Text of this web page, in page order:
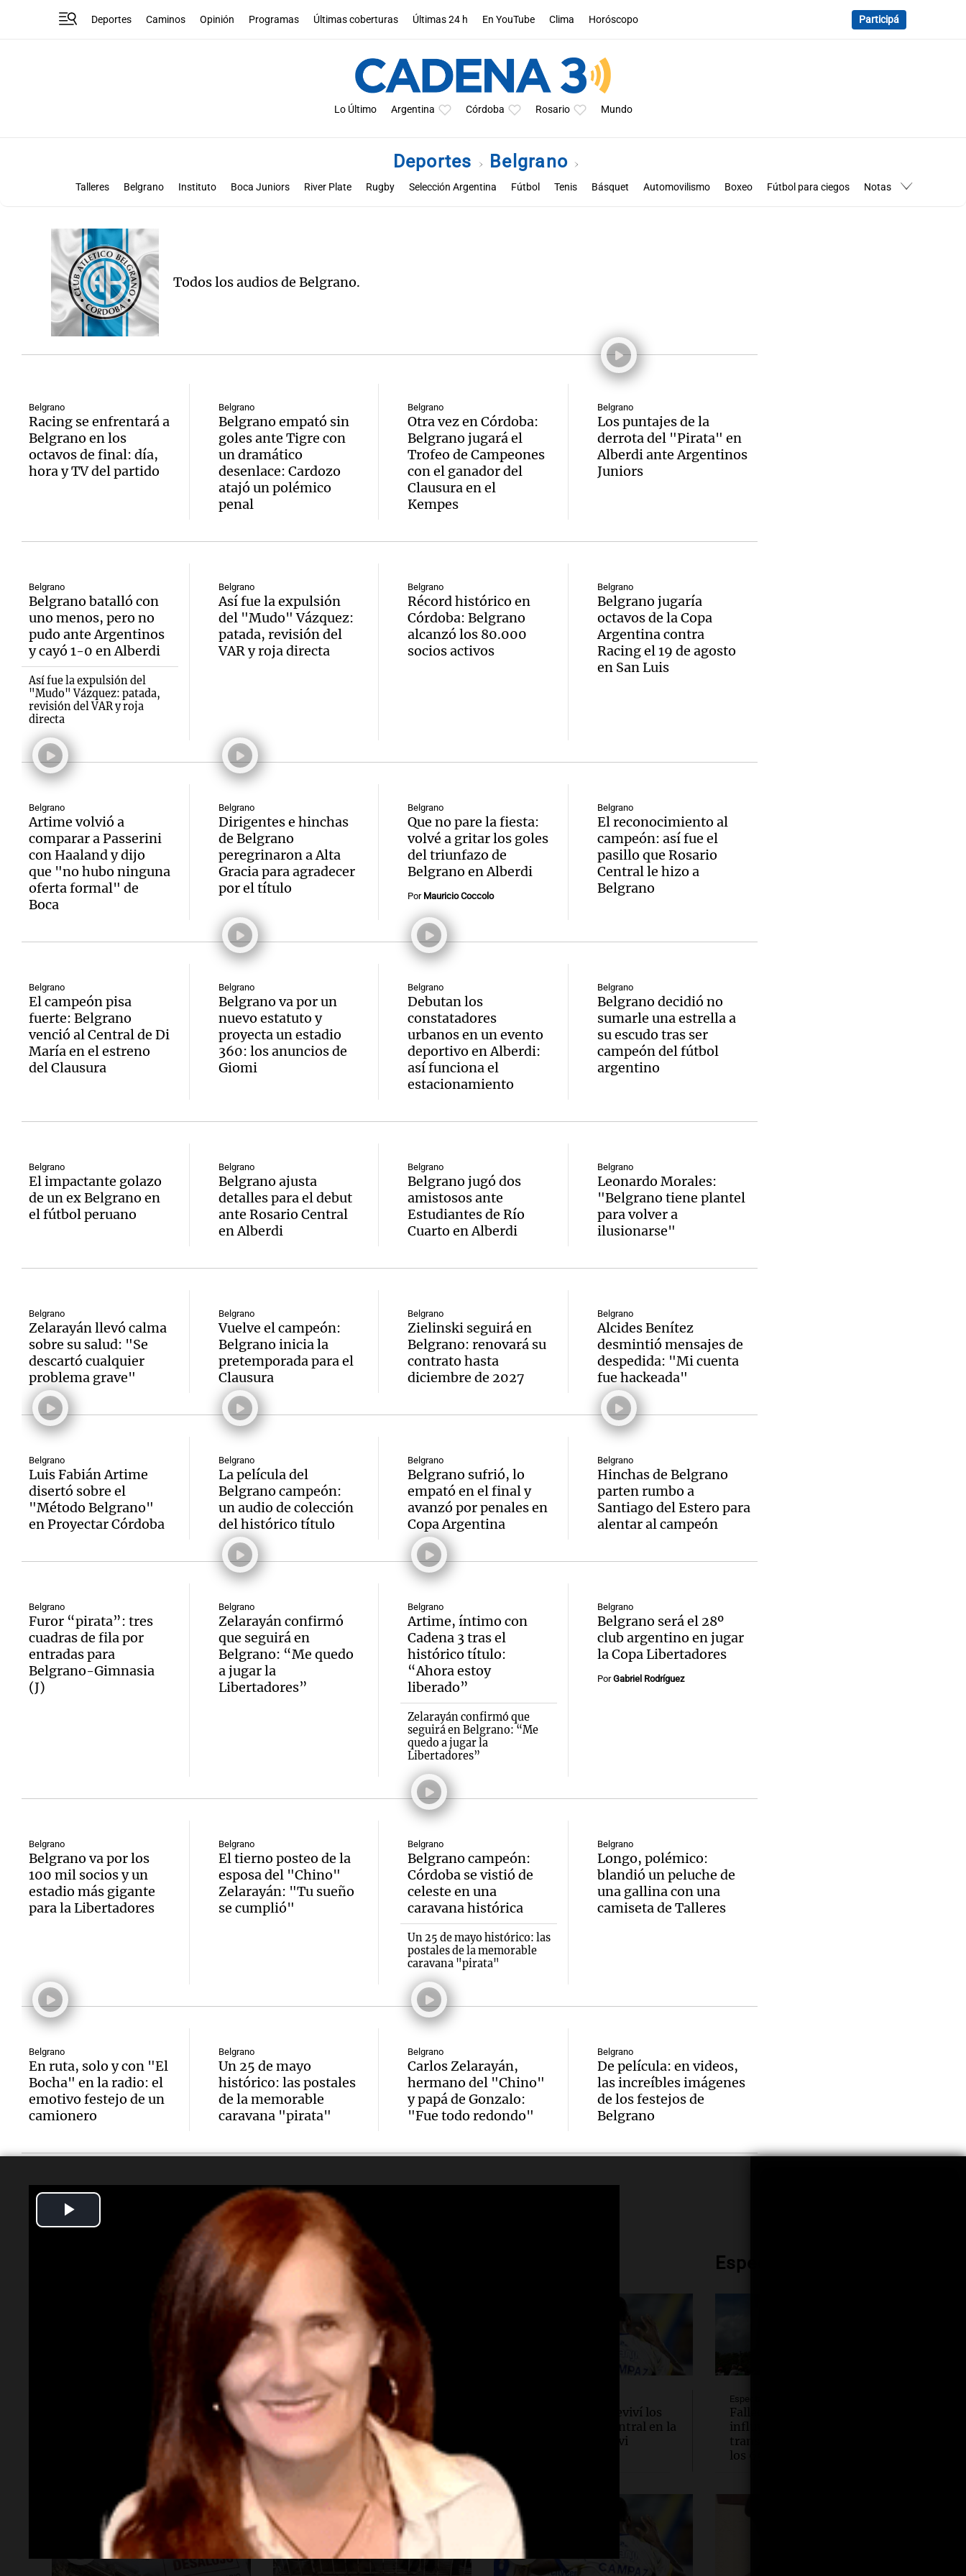
Deportes Caminos Opinión Programas Últimas coberturas Últimas 24 h En YouTube Clima Horóscopo Participá
Lo Último Argentina Córdoba Rosario Mundo
Deportes Belgrano
Talleres Belgrano Instituto Boca Juniors River Plate Rugby Selección Argentina Fútbol Tenis Básquet Automovilismo Boxeo Fútbol para ciegos
Notas
Todos los audios de Belgrano.
Belgrano
Racing se enfrentará a
Belgrano en los
octavos de final: día,
hora y TV del partido
Belgrano
Belgrano empató sin
goles ante Tigre con
un dramático
desenlace: Cardozo
atajó un polémico
penal
Belgrano
Otra vez en Córdoba:
Belgrano jugará el
Trofeo de Campeones
con el ganador del
Clausura en el
Kempes
Belgrano
Los puntajes de la
derrota del "Pirata" en
Alberdi ante Argentinos
Juniors
Belgrano
Belgrano batalló con
uno menos, pero no
pudo ante Argentinos
y cayó 1-0 en Alberdi
Así fue la expulsión del
"Mudo" Vázquez: patada,
revisión del VAR y roja
directa
Belgrano
Así fue la expulsión
del "Mudo" Vázquez:
patada, revisión del
VAR y roja directa
Belgrano
Récord histórico en
Córdoba: Belgrano
alcanzó los 80.000
socios activos
Belgrano
Belgrano jugaría
octavos de la Copa
Argentina contra
Racing el 19 de agosto
en San Luis
Belgrano
Artime volvió a
comparar a Passerini
con Haaland y dijo
que "no hubo ninguna
oferta formal" de
Boca
Belgrano
Dirigentes e hinchas
de Belgrano
peregrinaron a Alta
Gracia para agradecer
por el título
Belgrano
Que no pare la fiesta:
volvé a gritar los goles
del triunfazo de
Belgrano en Alberdi
Por Mauricio Coccolo
Belgrano
El reconocimiento al
campeón: así fue el
pasillo que Rosario
Central le hizo a
Belgrano
Belgrano
El campeón pisa
fuerte: Belgrano
venció al Central de Di
María en el estreno
del Clausura
Belgrano
Belgrano va por un
nuevo estatuto y
proyecta un estadio
360: los anuncios de
Giomi
Belgrano
Debutan los
constatadores
urbanos en un evento
deportivo en Alberdi:
así funciona el
estacionamiento
Belgrano
Belgrano decidió no
sumarle una estrella a
su escudo tras ser
campeón del fútbol
argentino
Belgrano
El impactante golazo
de un ex Belgrano en
el fútbol peruano
Belgrano
Belgrano ajusta
detalles para el debut
ante Rosario Central
en Alberdi
Belgrano
Belgrano jugó dos
amistosos ante
Estudiantes de Río
Cuarto en Alberdi
Belgrano
Leonardo Morales:
"Belgrano tiene plantel
para volver a
ilusionarse"
Belgrano
Zelarayán llevó calma
sobre su salud: "Se
descartó cualquier
problema grave"
Belgrano
Vuelve el campeón:
Belgrano inicia la
pretemporada para el
Clausura
Belgrano
Zielinski seguirá en
Belgrano: renovará su
contrato hasta
diciembre de 2027
Belgrano
Alcides Benítez
desmintió mensajes de
despedida: "Mi cuenta
fue hackeada"
Belgrano
Luis Fabián Artime
disertó sobre el
"Método Belgrano"
en Proyectar Córdoba
Belgrano
La película del
Belgrano campeón:
un audio de colección
del histórico título
Belgrano
Belgrano sufrió, lo
empató en el final y
avanzó por penales en
Copa Argentina
Belgrano
Hinchas de Belgrano
parten rumbo a
Santiago del Estero para
alentar al campeón
Belgrano
Furor “pirata”: tres
cuadras de fila por
entradas para
Belgrano-Gimnasia
(J)
Belgrano
Zelarayán confirmó
que seguirá en
Belgrano: “Me quedo
a jugar la
Libertadores”
Belgrano
Artime, íntimo con
Cadena 3 tras el
histórico título:
“Ahora estoy
liberado”
Zelarayán confirmó que
seguirá en Belgrano: “Me
quedo a jugar la
Libertadores”
Belgrano
Belgrano será el 28º
club argentino en jugar
la Copa Libertadores
PorGabriel Rodríguez
Belgrano
Belgrano va por los
100 mil socios y un
estadio más gigante
para la Libertadores
Belgrano
El tierno posteo de la
esposa del "Chino"
Zelarayán: "Tu sueño
se cumplió"
Belgrano
Belgrano campeón:
Córdoba se vistió de
celeste en una
caravana histórica
Un 25 de mayo histórico: las
postales de la memorable
caravana "pirata"
Belgrano
Longo, polémico:
blandió un peluche de
una gallina con una
camiseta de Talleres
Belgrano
En ruta, solo y con "El
Bocha" en la radio: el
emotivo festejo de un
camionero
Belgrano
Un 25 de mayo
histórico: las postales
de la memorable
caravana "pirata"
Belgrano
Carlos Zelarayán,
hermano del "Chino"
y papá de Gonzalo:
"Fue todo redondo"
Belgrano
De película: en videos,
las increíbles imágenes
de los festejos de
Belgrano
Política y Economía
¿Cuánto cuesta vincular para
Vinculación? $2.000 millones
Sociedad
La Argentina, hoy
Gabriela Irrazábal: “Un
35,5% de la población del
país fue a templos a buscar
ayuda el último año”
¡Gritalo, Canalla! Reviví los
goles de Rosario Central en la
victoria ante Aldosivi
Espectáculos
Espectáculos
Falleció William Orbit, el
influyente productor que
transformó la música pop a
los 69 años
Editorial
Notas